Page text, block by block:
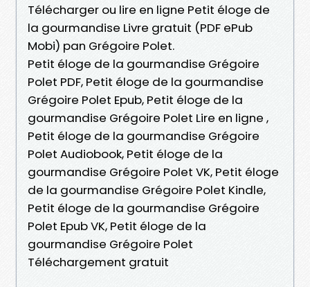
Télécharger ou lire en ligne Petit éloge de
la gourmandise Livre gratuit (PDF ePub
Mobi) pan Grégoire Polet.
Petit éloge de la gourmandise Grégoire
Polet PDF, Petit éloge de la gourmandise
Grégoire Polet Epub, Petit éloge de la
gourmandise Grégoire Polet Lire en ligne ,
Petit éloge de la gourmandise Grégoire
Polet Audiobook, Petit éloge de la
gourmandise Grégoire Polet VK, Petit éloge
de la gourmandise Grégoire Polet Kindle,
Petit éloge de la gourmandise Grégoire
Polet Epub VK, Petit éloge de la
gourmandise Grégoire Polet
Téléchargement gratuit